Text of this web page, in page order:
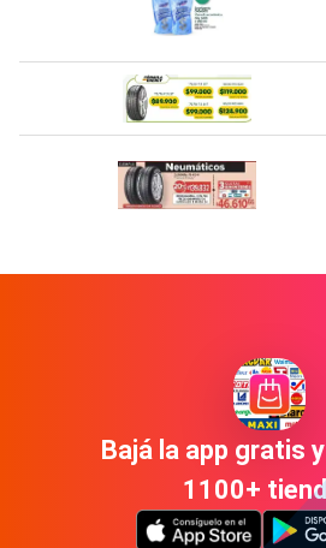
Bajá la app gratis
1100+